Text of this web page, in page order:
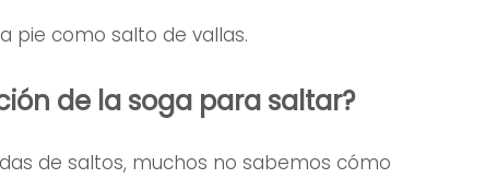
pie como salto de vallas.
de la soga para saltar?
de saltos, muchos no sabemos cómo